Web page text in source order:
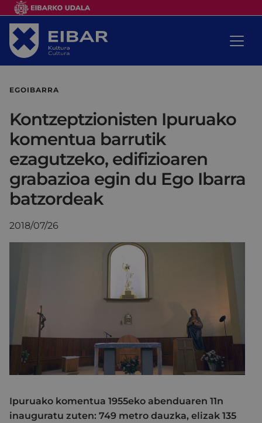
EGOIBARRA
Kontzeptzionisten Ipuruako
komentua barrutik
ezagutzeko, edifizioaren
grabazioa egin du Ego Ibarra
batzordeak
2018/07/26
Ipuruako komentua 1955eko abenduaren 11n
inauguratu zuten: 749 metro dauzka, elizak 135